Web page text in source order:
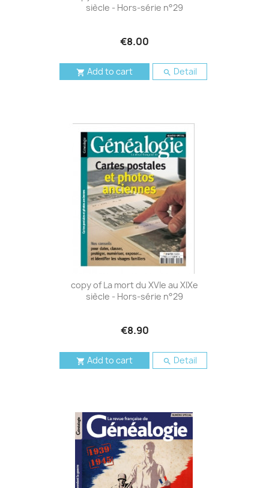
siècle - Hors-série n°29
€8.00
 Add to cart  Detail
copy of La mort du XVIe au XIXe
siècle - Hors-série n°29
€8.90
 Add to cart  Detail